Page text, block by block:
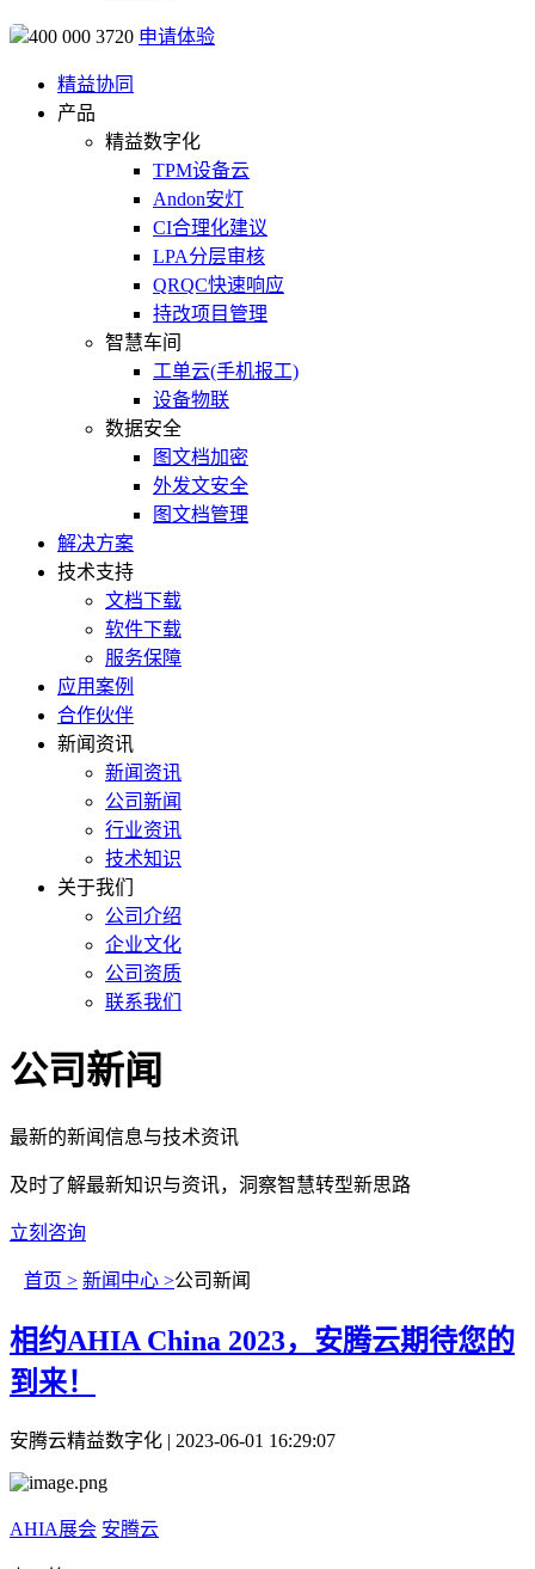
400 000 3720 申请体验
精益协同
产品
精益数字化
TPM设备云
Andon安灯
CI合理化建议
LPA分层审核
QRQC快速响应
持改项目管理
智慧车间
工单云(手机报工)
设备物联
数据安全
图文档加密
外发文安全
图文档管理
解决方案
技术支持
文档下载
软件下载
服务保障
应用案例
合作伙伴
新闻资讯
新闻资讯
公司新闻
行业资讯
技术知识
关于我们
公司介绍
企业文化
公司资质
联系我们
公司新闻
最新的新闻信息与技术资讯
及时了解最新知识与资讯，洞察智慧转型新思路
立刻咨询
首页 > 新闻中心 >公司新闻
相约AHIA China 2023，安腾云期待您的
到来！
安腾云精益数字化 | 2023-06-01 16:29:07
AHIA展会 安腾云